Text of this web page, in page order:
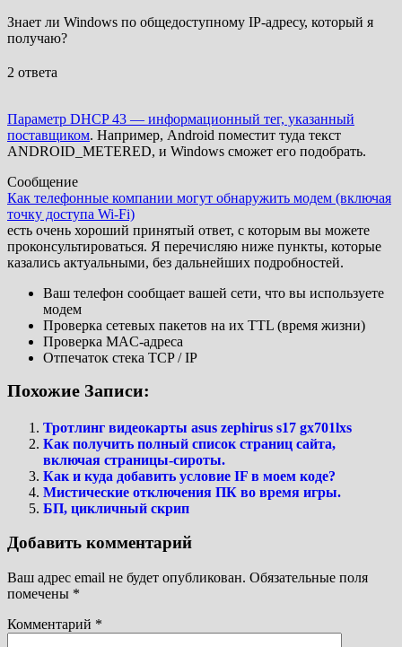
Знает ли Windows по общедоступному IP-адресу, который я
получаю?
2 ответа
Параметр DHCP 43 — информационный тег, указанный
поставщиком. Например, Android поместит туда текст
ANDROID_METERED, и Windows сможет его подобрать.
Сообщение
Как телефонные компании могут обнаружить модем (включая
точку доступа Wi-Fi)
есть очень хороший принятый ответ, с которым вы можете
проконсультироваться. Я перечисляю ниже пункты, которые
казались актуальными, без дальнейших подробностей.
Ваш телефон сообщает вашей сети, что вы используете
модем
Проверка сетевых пакетов на их TTL (время жизни)
Проверка MAC-адреса
Отпечаток стека TCP / IP
Похожие Записи:
Тротлинг видеокарты asus zephirus s17 gx701lxs
Как получить полный список страниц сайта,
включая страницы-сироты.
Как и куда добавить условие IF в моем коде?
Мистические отключения ПК во время игры.
БП, цикличный скрип
Добавить комментарий
Ваш адрес email не будет опубликован. Обязательные поля
помечены *
Комментарий *